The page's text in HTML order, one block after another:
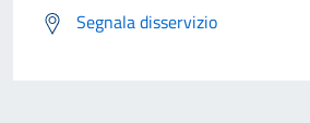
Segnala disservizio